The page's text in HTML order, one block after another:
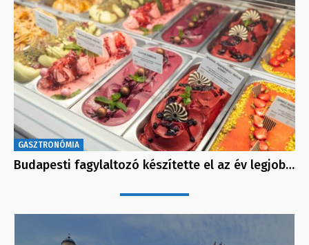
GASZTRONÓMIA
Budapesti fagylaltozó készítette el az év legjob…